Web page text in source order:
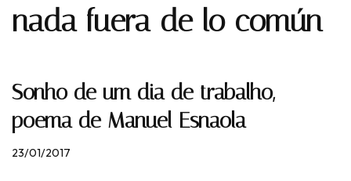
nada fuera de lo común
Sonho de um dia de trabalho,
poema de Manuel Esnaola
23/01/2017